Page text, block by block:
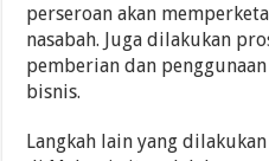
perseroan akan
nasabah. Juga dilakukan
pemberian dan
bisnis.
Langkah lain yang